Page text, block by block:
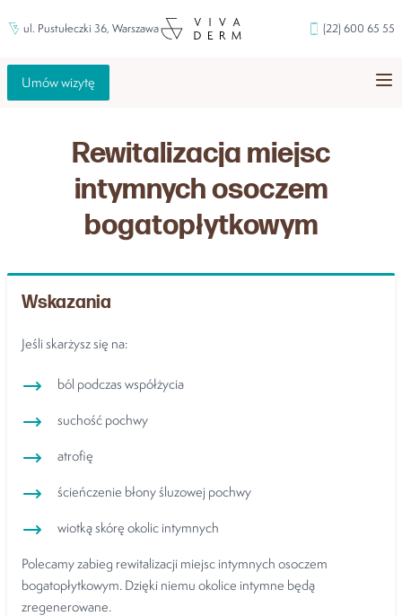
ul. Pustułeczki 36, Warszawa (22) 600 65 55
Umów wizytę
Rewitalizacja miejsc
intymnych osoczem
bogatopłytkowym
Wskazania
Jeśli skarżysz się na:
ból podczas współżycia
suchość pochwy
atrofię
ścieńczenie błony śluzowej pochwy
wiotką skórę okolic intymnych
Polecamy zabieg rewitalizacji miejsc intymnych osoczem
bogatopłytkowym. Dzięki niemu okolice intymne będą
zregenerowane.